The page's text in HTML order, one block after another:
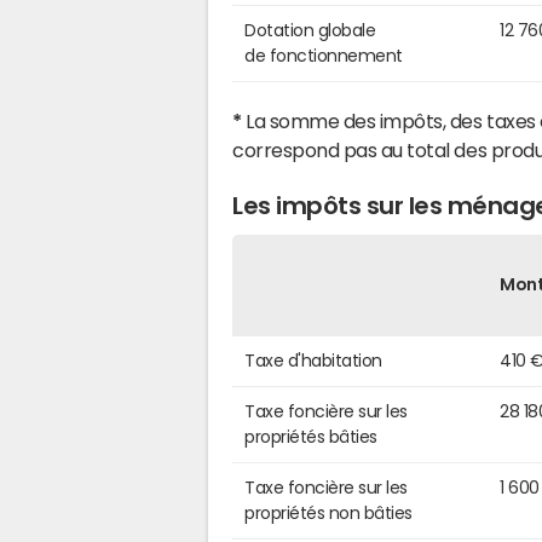
Dotation globale
de fonctionnement
12
* La somme des impôts, des
correspond pas au total des
Les impôts sur les
Taxe d'habitation 410
Taxe foncière sur les
propriétés bâties
28
Taxe foncière sur les
propriétés non bâties
1